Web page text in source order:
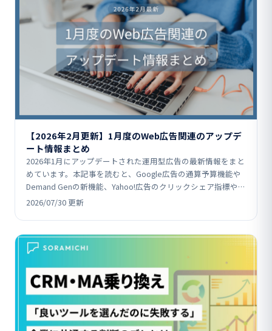
【2026年2月更新】1月度のWeb広告関連のアップデ
ート情報まとめ
2026年1月にアップデートされた運用型広告の最新情報をまと
めています。本記事を読むと、Google広告の通算予算機能や
Demand Genの新機能、Yahoo!広告のクリックシェア指標や
ABEMA配信対応、Micros…
2026/07/30 更新